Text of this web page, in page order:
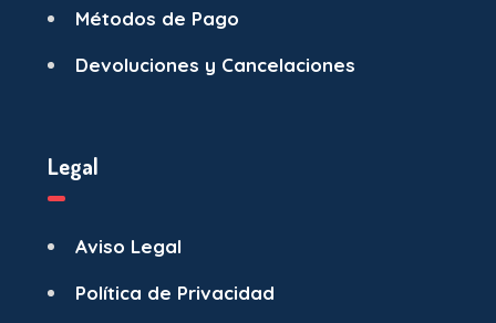
Métodos de Pago
Devoluciones y Cancelaciones
Legal
Aviso Legal
Política de Privacidad